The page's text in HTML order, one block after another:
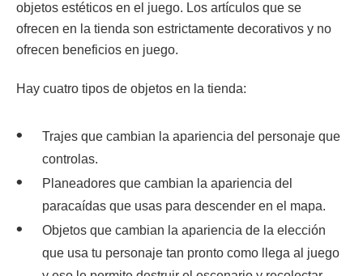
objetos estéticos en el juego. Los artículos que se
ofrecen en la tienda son estrictamente decorativos y no
ofrecen beneficios en juego.
Hay cuatro tipos de objetos en la tienda:
Trajes que cambian la apariencia del personaje que
controlas.
Planeadores que cambian la apariencia del
paracaídas que usas para descender en el mapa.
Objetos que cambian la apariencia de la elección
que usa tu personaje tan pronto como llega al juego